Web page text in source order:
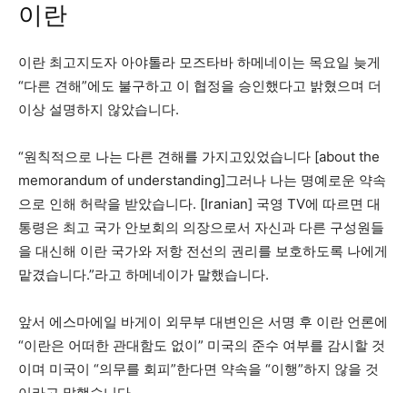
이란
이란 최고지도자 아야톨라 모즈타바 하메네이는 목요일 늦게
“다른 견해”에도 불구하고 이 협정을 승인했다고 밝혔으며 더
이상 설명하지 않았습니다.
“원칙적으로 나는 다른 견해를 가지고있었습니다 [about the
memorandum of understanding]그러나 나는 명예로운 약속
으로 인해 허락을 받았습니다. [Iranian] 국영 TV에 따르면 대
통령은 최고 국가 안보회의 의장으로서 자신과 다른 구성원들
을 대신해 이란 국가와 저항 전선의 권리를 보호하도록 나에게
맡겼습니다.”라고 하메네이가 말했습니다.
앞서 에스마에일 바게이 외무부 대변인은 서명 후 이란 언론에
“이란은 어떠한 관대함도 없이” 미국의 준수 여부를 감시할 것
이며 미국이 “의무를 회피”한다면 약속을 “이행”하지 않을 것